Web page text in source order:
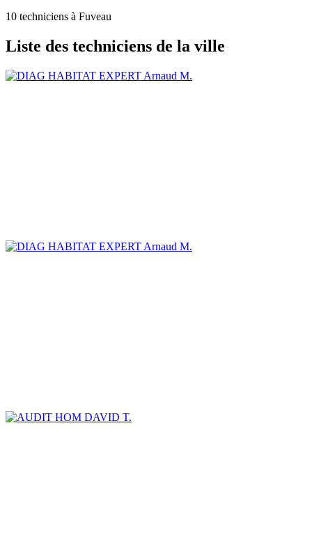
10 techniciens à Fuveau
Liste des techniciens de la ville
Arnaud M.
Arnaud M.
DAVID T.